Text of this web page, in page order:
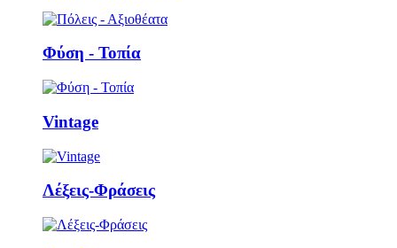
Φύση - Τοπία
Vintage
Λέξεις-Φράσεις